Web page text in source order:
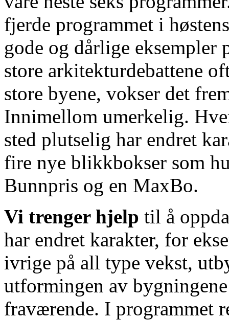
fjerde programmet i
gode og dårlige
store arkitekturdebattene
store byene, vokser det
Innimellom umerkelig.
sted plutselig har endret
fire nye blikkbokser som
Bunnpris og en MaxBo.
Vi trenger hjelp til å
har endret karakter, for
ivrige på all type vekst,
utformingen av
fraværende. I programmet